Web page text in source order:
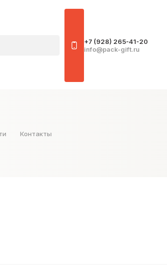
+7 (928) 265-41-20
info@pack-gift.ru
Контакты